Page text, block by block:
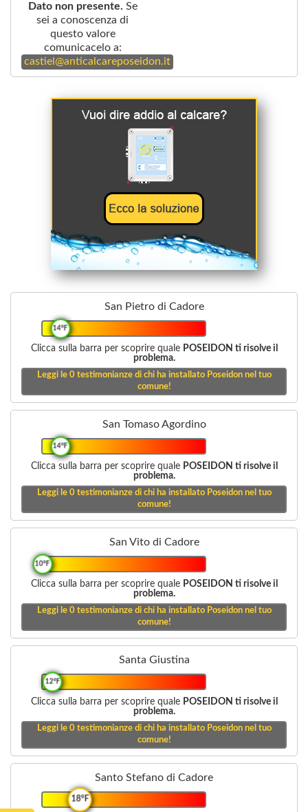
Dato non presente. Se
sei a conoscenza di
questo valore
comunicacelo a:
castiel@anticalcareposeidon.it
San Pietro di Cadore
14°F
Clicca sulla barra per scoprire quale POSEIDON ti risolve il
problema.
Leggi le 0testimonianze di chi ha installato Poseidon nel tuo
comune!
San Tomaso Agordino
14°F
Clicca sulla barra per scoprire quale POSEIDON ti risolve il
problema.
Leggi le 0testimonianze di chi ha installato Poseidon nel tuo
comune!
San Vito di Cadore
10°F
Clicca sulla barra per scoprire quale POSEIDON ti risolve il
problema.
Leggi le 0testimonianze di chi ha installato Poseidon nel tuo
comune!
Santa Giustina
12°F
Clicca sulla barra per scoprire quale POSEIDON ti risolve il
problema.
Leggi le 0testimonianze di chi ha installato Poseidon nel tuo
comune!
Santo Stefano di Cadore
18°F